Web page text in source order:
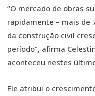
“O mercado de obras
rapidamente – mais de
da construção civil
período”, afirma
aconteceu nestes
Ele atribui o